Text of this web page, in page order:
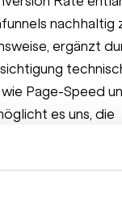
nachhaltig
ergänzt
Page-Speed
es uns, die
unserer Kunden
die